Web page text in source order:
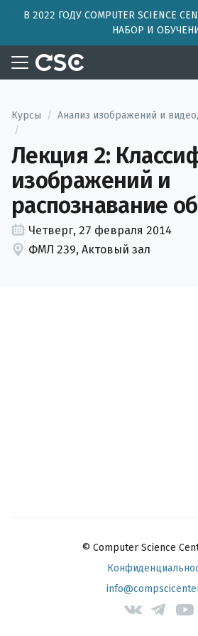
В 2022 ГОДУ COMPUTER SCIENCE
НАБОР И
Курсы / Анализ изображений и
/
Лекция 2:
изображений и
распознавание
Четверг, 27 февраля 2014
ФМЛ 239, Актовый зал
© Computer Science